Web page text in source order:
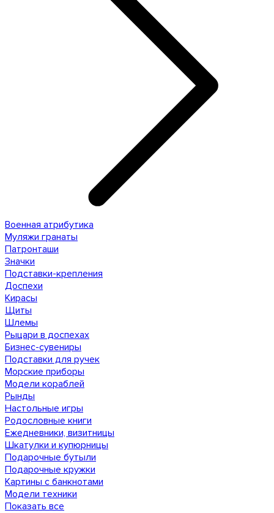
Военная атрибутика
Муляжи гранаты
Патронташи
Значки
Подставки-крепления
Доспехи
Кирасы
Щиты
Шлемы
Рыцари в доспехах
Бизнес-сувениры
Подставки для ручек
Морские приборы
Модели кораблей
Рынды
Настольные игры
Родословные книги
Ежедневники, визитницы
Шкатулки и купюрницы
Подарочные бутыли
Подарочные кружки
Картины с банкнотами
Модели техники
Показать все